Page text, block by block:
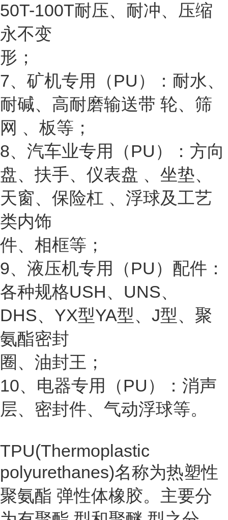
50T-100T耐压、耐冲、压缩
永不变
形；
7、矿机专用（PU）：耐水、
耐碱、高耐磨输送带 轮、筛
网 、板等；
8、汽车业专用（PU）：方向
盘、扶手、仪表盘 、坐垫、
天窗、保险杠 、浮球及工艺
类内饰
件、相框等；
9、液压机专用（PU）配件：
各种规格USH、UNS、
DHS、YX型YA型、J型、聚
氨酯密封
圈、油封王；
10、电器专用（PU）：消声
层、密封件、气动浮球等。
TPU(Thermoplastic
polyurethanes)名称为热塑性
聚氨酯 弹性体橡胶。主要分